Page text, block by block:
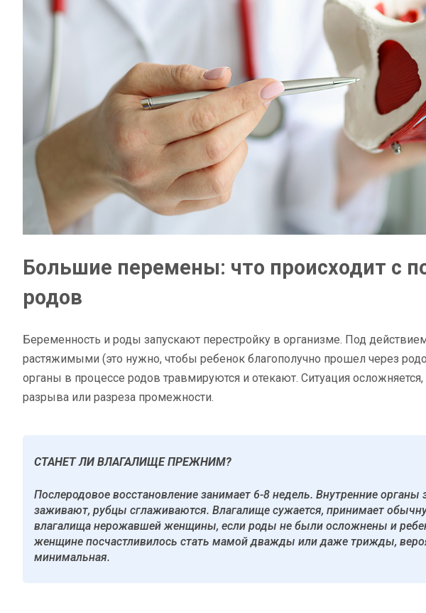
Большие перемены: что происходит с
родов
Беременность и роды запускают перестройку в организме. Под
растяжимыми (это нужно, чтобы ребенок благополучно прошел через
органы в процессе родов травмируются и отекают. Ситуация
разрыва или разреза промежности.
СТАНЕТ ЛИ ВЛАГАЛИЩЕ ПРЕЖНИМ?
Послеродовое восстановление занимает 6-8 недель. Внутренние
заживают, рубцы сглаживаются. Влагалище сужается, принимает
влагалища нерожавшей женщины, если роды не были осложнены и
женщине посчастливилось стать мамой дважды или даже трижды,
минимальная.